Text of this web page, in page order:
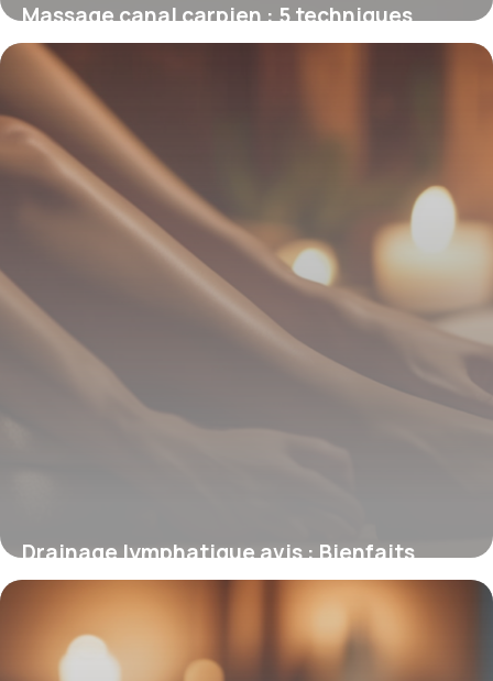
Massage canal carpien : 5 techniques
soulagement
12 mai 2026
Drainage lymphatique avis : Bienfaits
prouvés